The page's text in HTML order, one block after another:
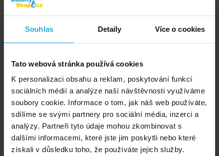
Souhlas Detaily Více o cookies
Tato webová stránka používá cookies
K personalizaci obsahu a reklam, poskytování funkcí
sociálních médií a analýze naší návštěvnosti využíváme
soubory cookie. Informace o tom, jak náš web používáte,
sdílíme se svými partnery pro sociální média, inzerci a
analýzy. Partneři tyto údaje mohou zkombinovat s
dalšími informacemi, které jste jim poskytli nebo které
získali v důsledku toho, že používáte jejich služby.
také pro termoizolaci. Kryt lze kdykoliv uzamknout
například jako ochrana před vstupem dětí apod.
Obsah balení
tělo vířivky
technologická jednotka
termokryt
podložka
transportní taška těla vířivky
2ksnáhradní kartušové vložky
plovoucí dávkovač chemie